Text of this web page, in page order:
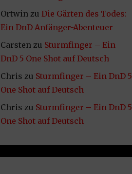
Ortwinzu Die Gärten des Todes:
Ein DnD Anfänger-Abenteuer
Carstenzu Sturmfinger – Ein
DnD 5 One Shot auf Deutsch
Chris zu Sturmfinger – Ein DnD 5
One Shot auf Deutsch
Chris zu Sturmfinger – Ein DnD 5
One Shot auf Deutsch